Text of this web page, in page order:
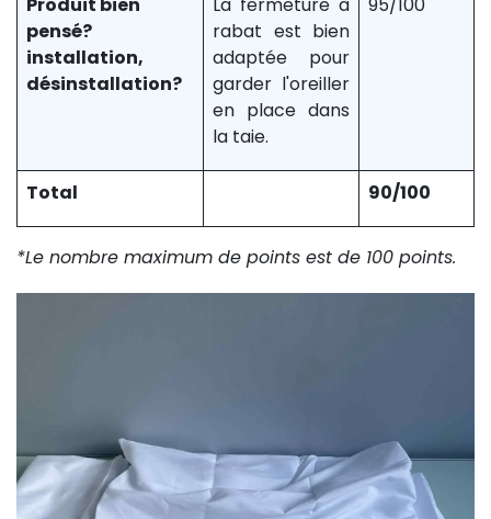
pensé?
installation,
désinstallation?
rabat est bien
adaptée pour
garder l'oreiller
en place dans
la taie.
Total 90/100
*Le nombre maximum de points est de 100 points.